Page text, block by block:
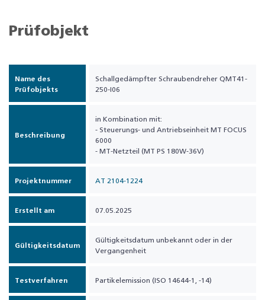
Prüfobjekt
Name des
Prüfobjekts
Schallgedämpfter Schraubendreher QMT41-
250-I06
Beschreibung
in Kombination mit:
- Steuerungs- und Antriebseinheit MT FOCUS
6000
- MT-Netzteil (MT PS 180W-36V)
Projektnummer AT 2104-1224
Erstellt am 07.05.2025
Gültigkeitsdatum
Gültigkeitsdatum unbekannt oder in der
Vergangenheit
Testverfahren Partikelemission (ISO 14644-1, -14)